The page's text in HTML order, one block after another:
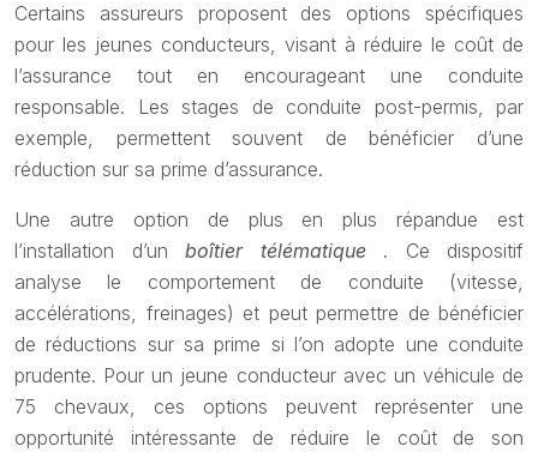
Certains assureurs proposent des options spécifiques
pour les jeunes conducteurs, visant à réduire le coût de
l’assurance tout en encourageant une conduite
responsable. Les stages de conduite post-permis, par
exemple, permettent souvent de bénéficier d’une
réduction sur sa prime d’assurance.
Une autre option de plus en plus répandue est
l’installation d’un boîtier télématique . Ce dispositif
analyse le comportement de conduite (vitesse,
accélérations, freinages) et peut permettre de bénéficier
de réductions sur sa prime si l’on adopte une conduite
prudente. Pour un jeune conducteur avec un véhicule de
75 chevaux, ces options peuvent représenter une
opportunité intéressante de réduire le coût de son